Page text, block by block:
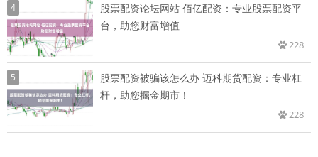
4
股票配资论坛网站 佰亿配资：专业股票配资平
台，助您财富增值
228
5
股票配资被骗该怎么办 迈科期货配资：专业杠
杆，助您掘金期市！
228